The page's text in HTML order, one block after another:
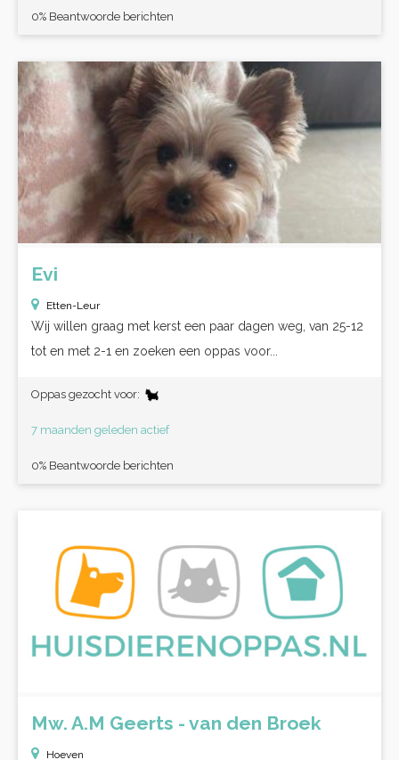
0% Beantwoorde berichten
Evi
Etten-Leur
Wij willen graag met kerst een paar dagen weg, van 25-12
tot en met 2-1 en zoeken een oppas voor...
Oppas gezocht voor:
7 maanden geleden actief
0% Beantwoorde berichten
Mw. A.M Geerts - van den Broek
Hoeven